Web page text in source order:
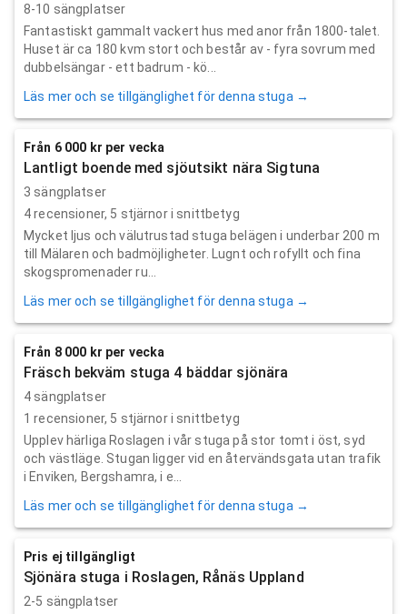
8-10 sängplatser
Fantastiskt gammalt vackert hus med anor från 1800-talet.
Huset är ca 180 kvm stort och består av - fyra sovrum med
dubbelsängar - ett badrum - kö...
Läs mer och se tillgänglighet för denna stuga →
Från 6 000 kr per vecka
Lantligt boende med sjöutsikt nära Sigtuna
3 sängplatser
4recensioner, 5 stjärnor i snittbetyg
Mycket ljus och välutrustad stuga belägen i underbar 200 m
till Mälaren och badmöjligheter. Lugnt och rofyllt och fina
skogspromenader ru...
Läs mer och se tillgänglighet för denna stuga →
Från 8 000 kr per vecka
Fräsch bekväm stuga 4 bäddar sjönära
4 sängplatser
1 recensioner, 5 stjärnor i snittbetyg
Upplev härliga Roslagen i vår stuga på stor tomt i öst, syd
och västläge. Stugan ligger vid en återvändsgata utan trafik
i Enviken, Bergshamra, i e...
Läs mer och se tillgänglighet för denna stuga →
Pris ej tillgängligt
Sjönära stuga i Roslagen, Rånäs Uppland
2-5 sängplatser